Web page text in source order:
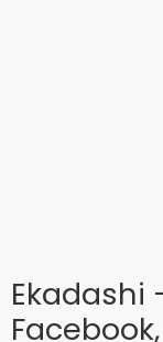
Ekadashi